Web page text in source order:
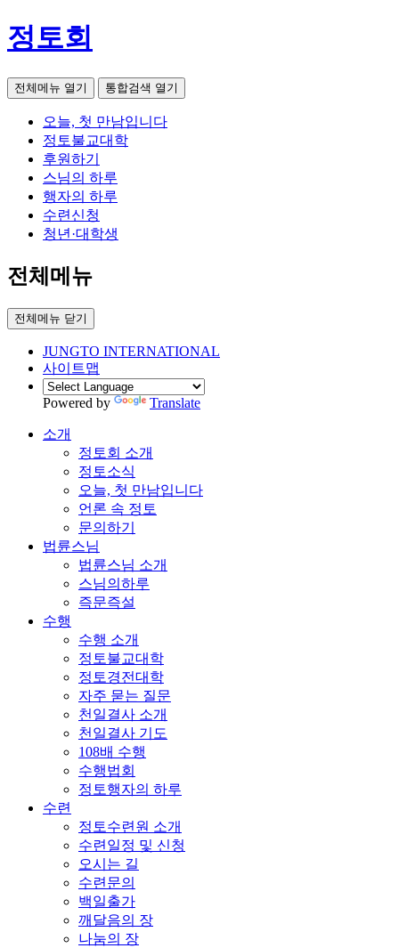
정토회
전체메뉴 열기 통합검색 열기
오늘, 첫 만남입니다
정토불교대학
후원하기
스님의 하루
행자의 하루
수련신청
청년·대학생
전체메뉴
전체메뉴 닫기
JUNGTO INTERNATIONAL
사이트맵
Powered by Translate
소개
정토회 소개
정토소식
오늘, 첫 만남입니다
언론 속 정토
문의하기
법륜스님
법륜스님 소개
스님의하루
즉문즉설
수행
수행 소개
정토불교대학
정토경전대학
자주 묻는 질문
천일결사 소개
천일결사 기도
108배 수행
수행법회
정토행자의 하루
수련
정토수련원 소개
수련일정 및 신청
오시는 길
수련문의
백일출가
깨달음의 장
나눔의 장